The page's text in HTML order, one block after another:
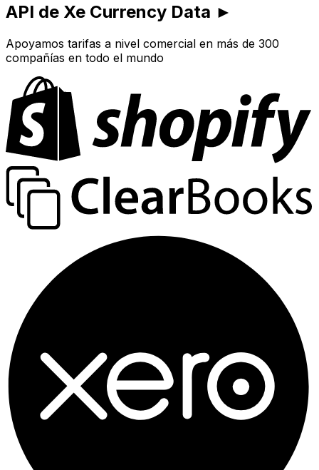
API de Xe Currency Data ►
Apoyamos tarifas a nivel comercial en más de 300
compañías en todo el mundo